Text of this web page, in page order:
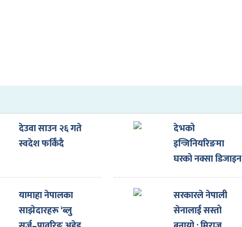
देउवा साउन २६ गते
स्वदेश फर्किँदै
देभको
इन्जिनियरिङमा
घरको नक्सा डिजाइन
गराउँदा ३३ प्रतिशत
छुट
यामाहा नेपालका
साझेदारहरू ‘ब्लु
सरकारले नेपाली
सेनालाई सस्तो